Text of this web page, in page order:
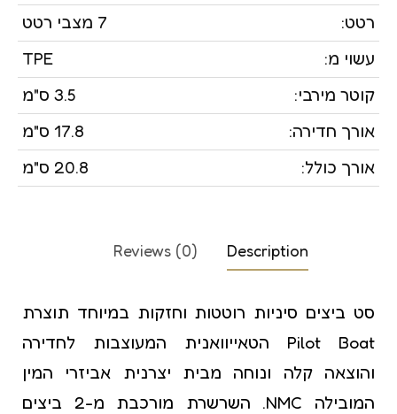
רטט:
7 מצבי רטט
עשוי מ:
TPE
קוטר מירבי:
3.5 ס"מ
אורך חדירה:
17.8 ס"מ
אורך כולל:
20.8 ס"מ
Description
Reviews (0)
סט ביצים סיניות רוטטות וחזקות במיוחד תוצרת
Pilot Boat הטאייוואנית המעוצבות לחדירה
והוצאה קלה ונוחה מבית יצרנית אביזרי המין
המובילה NMC. השרשרת מורכבת מ-2 ביצים